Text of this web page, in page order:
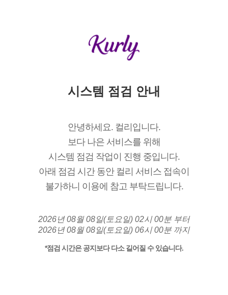
시스템 점검 안내
안녕하세요. 컬리입니다.
보다 나은 서비스를 위해
시스템 점검 작업이 진행 중입니다.
아래 점검 시간 동안 컬리 서비스 접속이
불가하니 이용에 참고 부탁드립니다.
2026년 08월 08일(토요일) 02시 00분 부터
2026년 08월 08일(토요일) 06시 00분 까지
*점검 시간은 공지보다 다소 길어질 수 있습니다.